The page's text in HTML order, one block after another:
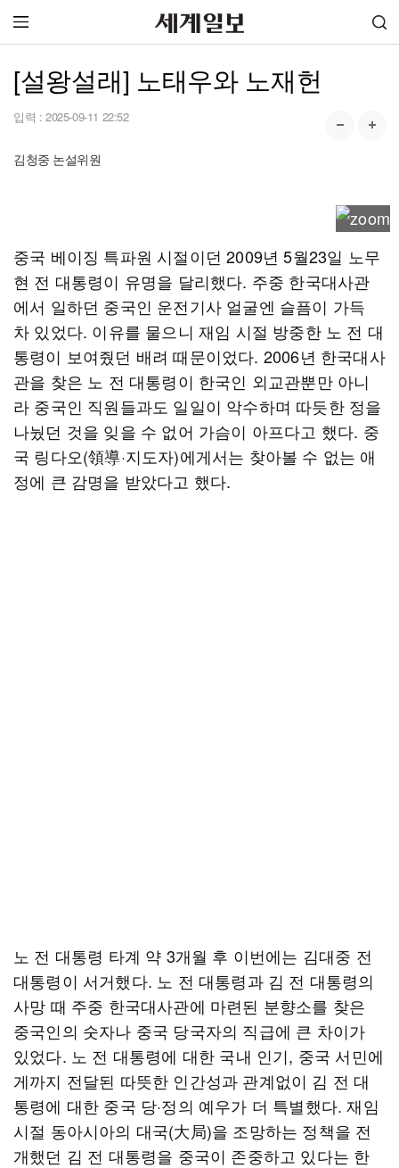
[설왕설래] 노태우와 노재헌
입력 : 2025-09-11 22:52
김청중 논설위원
중국 베이징 특파원 시절이던 2009년 5월23일 노무
현 전 대통령이 유명을 달리했다. 주중 한국대사관
에서 일하던 중국인 운전기사 얼굴엔 슬픔이 가득
차 있었다. 이유를 물으니 재임 시절 방중한 노 전 대
통령이 보여줬던 배려 때문이었다. 2006년 한국대사
관을 찾은 노 전 대통령이 한국인 외교관뿐만 아니
라 중국인 직원들과도 일일이 악수하며 따듯한 정을
나눴던 것을 잊을 수 없어 가슴이 아프다고 했다. 중
국 링다오(領導·지도자)에게서는 찾아볼 수 없는 애
정에 큰 감명을 받았다고 했다.
노 전 대통령 타계 약 3개월 후 이번에는 김대중 전
대통령이 서거했다. 노 전 대통령과 김 전 대통령의
사망 때 주중 한국대사관에 마련된 분향소를 찾은
중국인의 숫자나 중국 당국자의 직급에 큰 차이가
있었다. 노 전 대통령에 대한 국내 인기, 중국 서민에
게까지 전달된 따뜻한 인간성과 관계없이 김 전 대
통령에 대한 중국 당·정의 예우가 더 특별했다. 재임
시절 동아시아의 대국(大局)을 조망하는 정책을 전
개했던 김 전 대통령을 중국이 존중하고 있다는 한